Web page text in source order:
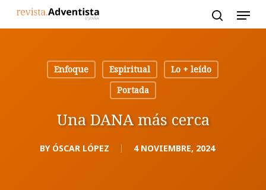
Enfoque
Espiritual
Lo + leído
Portada
Una DANA más cerca
BY ÓSCAR LÓPEZ 4 NOVIEMBRE, 2024